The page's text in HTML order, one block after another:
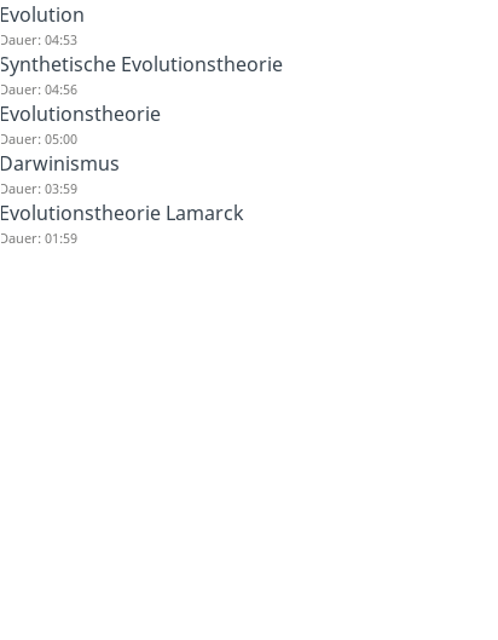
Evolution
Dauer: 04:53
Synthetische Evolutionstheorie
Dauer: 04:56
Evolutionstheorie
Dauer: 05:00
Darwinismus
Dauer: 03:59
Evolutionstheorie Lamarck
Dauer: 01:59